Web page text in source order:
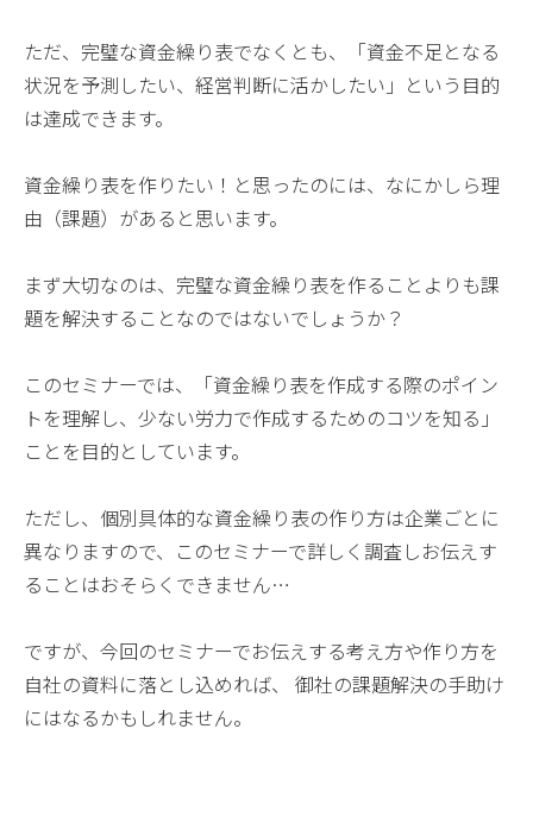
ただ、完璧な資金繰り表でなくとも、「資金不足となる
状況を予測したい、経営判断に活かしたい」という目的
は達成できます。
資金繰り表を作りたい！と思ったのには、なにかしら理
由（課題）があると思います。
まず大切なのは、完璧な資金繰り表を作ることよりも課
題を解決することなのではないでしょうか？
このセミナーでは、「資金繰り表を作成する際のポイン
トを理解し、少ない労力で作成するためのコツを知る」
ことを目的としています。
ただし、個別具体的な資金繰り表の作り方は企業ごとに
異なりますので、このセミナーで詳しく調査しお伝えす
ることはおそらくできません…
ですが、今回のセミナーでお伝えする考え方や作り方を
自社の資料に落とし込めれば、 御社の課題解決の手助け
にはなるかもしれません。